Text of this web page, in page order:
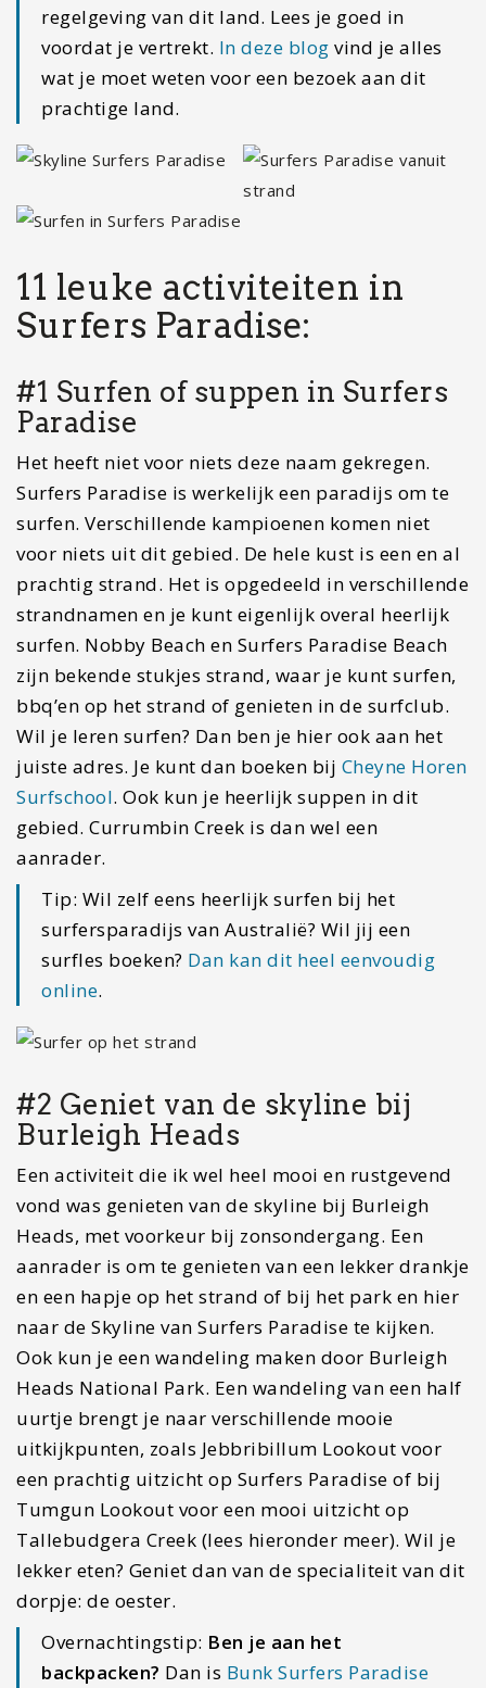
regelgeving van dit land. Lees je goed in
voordat je vertrekt. In deze blog vind je alles
wat je moet weten voor een bezoek aan dit
prachtige land.
11 leuke activiteiten in
Surfers Paradise:
#1 Surfen of suppen in Surfers
Paradise
Het heeft niet voor niets deze naam gekregen.
Surfers Paradise is werkelijk een paradijs om te
surfen. Verschillende kampioenen komen niet
voor niets uit dit gebied. De hele kust is een en al
prachtig strand. Het is opgedeeld in verschillende
strandnamen en je kunt eigenlijk overal heerlijk
surfen. Nobby Beach en Surfers Paradise Beach
zijn bekende stukjes strand, waar je kunt surfen,
bbq’en op het strand of genieten in de surfclub.
Wil je leren surfen? Dan ben je hier ook aan het
juiste adres. Je kunt dan boeken bij Cheyne Horen
Surfschool. Ook kun je heerlijk suppen in dit
gebied. Currumbin Creek is dan wel een
aanrader.
Tip: Wil zelf eens heerlijk surfen bij het
surfersparadijs van Australië? Wil jij een
surfles boeken? Dan kan dit heel eenvoudig
online.
#2 Geniet van de skyline bij
Burleigh Heads
Een activiteit die ik wel heel mooi en rustgevend
vond was genieten van de skyline bij Burleigh
Heads, met voorkeur bij zonsondergang. Een
aanrader is om te genieten van een lekker drankje
en een hapje op het strand of bij het park en hier
naar de Skyline van Surfers Paradise te kijken.
Ook kun je een wandeling maken door Burleigh
Heads National Park. Een wandeling van een half
uurtje brengt je naar verschillende mooie
uitkijkpunten, zoals Jebbribillum Lookout voor
een prachtig uitzicht op Surfers Paradise of bij
Tumgun Lookout voor een mooi uitzicht op
Tallebudgera Creek (lees hieronder meer). Wil je
lekker eten? Geniet dan van de specialiteit van dit
dorpje: de oester.
Overnachtingstip: Ben je aan het
backpacken? Dan is Bunk Surfers Paradise